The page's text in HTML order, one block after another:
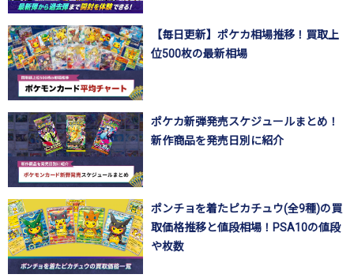
【毎日更新】ポケカ相場推移！買取上
位500枚の最新相場
ポケカ新弾発売スケジュールまとめ！
新作商品を発売日別に紹介
ポンチョを着たピカチュウ(全9種)の買
取価格推移と値段相場！PSA10の値段
や枚数